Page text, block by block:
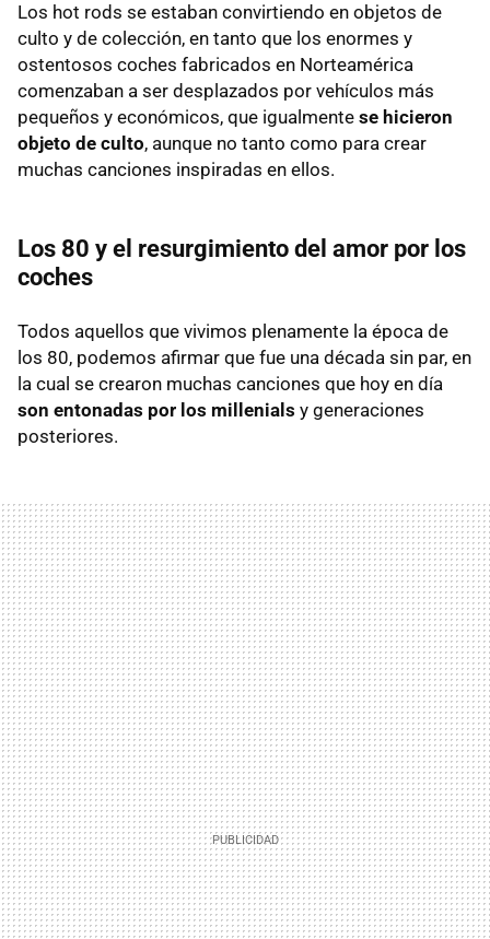
Los hot rods se estaban convirtiendo en objetos de
culto y de colección, en tanto que los enormes y
ostentosos coches fabricados en Norteamérica
comenzaban a ser desplazados por vehículos más
pequeños y económicos, que igualmente se hicieron
objeto de culto, aunque no tanto como para crear
muchas canciones inspiradas en ellos.
Los 80 y el resurgimiento del amor por los
coches
Todos aquellos que vivimos plenamente la época de
los 80, podemos afirmar que fue una década sin par, en
la cual se crearon muchas canciones que hoy en día
son entonadas por los millenials y generaciones
posteriores.